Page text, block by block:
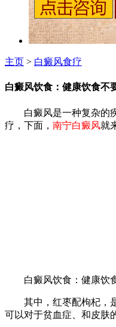
主页 > 白癜风食疗
白癜风饮食：健康饮食不
白癜风是一种复杂的疾
疗，下面， 南宁白癜风就
白癜风饮食：健康饮
其中，红枣配枸杞，是
可以对于贫血症、和皮肤